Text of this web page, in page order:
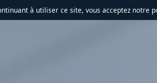
à utiliser ce site, vous acceptez notre